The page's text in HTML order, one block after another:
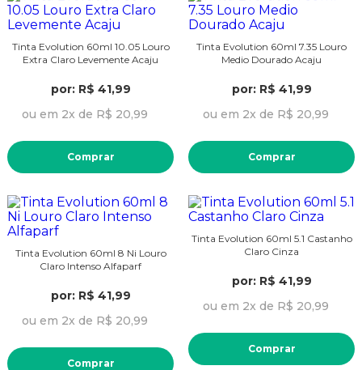
Tinta Evolution 60ml 10.05 Louro
Extra Claro Levemente Acaju
por: R$ 41,99
ou em 2x de R$ 20,99
Comprar
Tinta Evolution 60ml 7.35 Louro
Medio Dourado Acaju
por: R$ 41,99
ou em 2x de R$ 20,99
Comprar
Tinta Evolution 60ml 8 Ni Louro
Claro Intenso Alfaparf
por: R$ 41,99
ou em 2x de R$ 20,99
Comprar
Tinta Evolution 60ml 5.1 Castanho
Claro Cinza
por: R$ 41,99
ou em 2x de R$ 20,99
Comprar